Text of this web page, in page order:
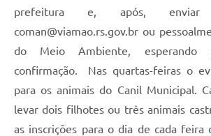
prefeitura e, após,
coman@viamao.rs.gov.br ou
do Meio Ambiente, esperando
confirmação. Nas quartas-feiras o
para os animais do Canil Municipal.
levar dois filhotes ou três animais
as inscrições para o dia de cada feira